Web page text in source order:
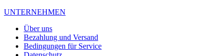
UNTERNEHMEN
Über uns
Bezahlung und Versand
Bedingungen für Service